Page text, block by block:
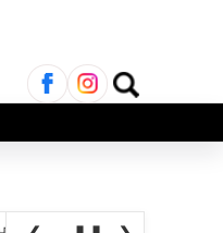
Search
for: